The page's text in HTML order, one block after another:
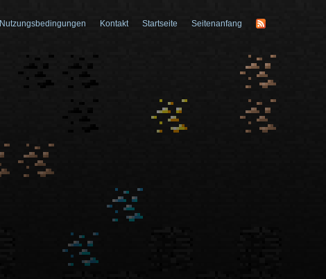
Nutzungsbedingungen Kontakt Startseite Seitenanfang